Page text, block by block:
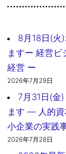
8月18日(火
ますー 経営
経営 ー
2026年7月29日
7月31日(金
ます ― 人的資
小企業の実践
2026年7月28日